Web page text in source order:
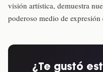
visión artística, demuestra
poderoso medio de
¿Te gustó